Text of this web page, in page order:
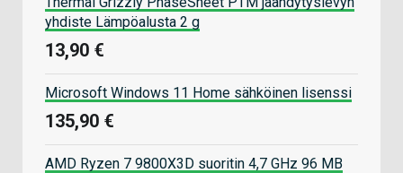
yhdiste Lämpöalusta 2 g
13,90 €
Microsoft Windows 11 Home sähköinen lisenssi
135,90 €
AMD Ryzen 7 9800X3D suoritin 4,7 GHz 96 MB